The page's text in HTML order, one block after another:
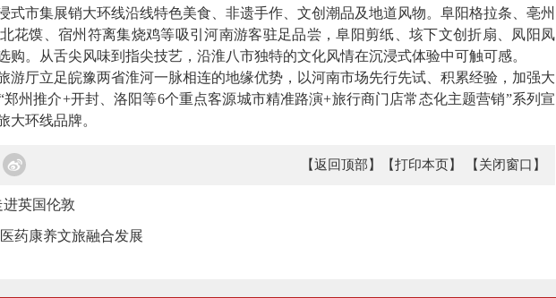
市集展销大环线沿线特色美食、非遗手作、文创潮品及地道风物。阜阳格拉条、亳州
花馍、宿州符离集烧鸡等吸引河南游客驻足品尝，阜阳剪纸、垓下文创折扇、凤阳凤
购。从舌尖风味到指尖技艺，沿淮八市独特的文化风情在沉浸式体验中可触可感。
厅立足皖豫两省淮河一脉相连的地缘优势，以河南市场先行先试、积累经验，加强大
州推介+开封、洛阳等6个重点客源城市精准路演+旅行商门店常态化主题营销”系列宣
大环线品牌。
【返回顶部】 【打印本页】 【关闭窗口】
英国伦敦
药康养文旅融合发展